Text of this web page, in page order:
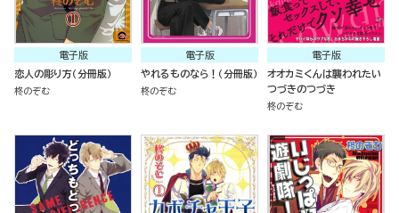
電子版
恋人の彫り方（分冊版）
柊のぞむ
電子版
やれるものなら！（分冊版）
柊のぞむ
電子版
オオカミくんは襲われたい
つづきのつづき
柊のぞむ